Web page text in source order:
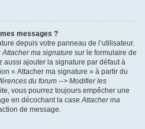
messages ?
depuis votre panneau de l’utilisateur.
Attacher ma signature sur le formulaire de
aussi ajouter la signature par défaut à
« Attacher ma signature » à partir du
du forum --> Modifier les
vous pourrez toujours empêcher une
en décochant la caseAttacher ma
de message.